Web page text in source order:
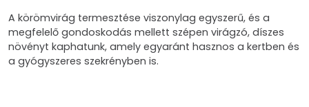
A körömvirág termesztése viszonylag egyszerű, és a
megfelelő gondoskodás mellett szépen virágzó, díszes
növényt kaphatunk, amely egyaránt hasznos a kertben és
a gyógyszeres szekrényben is.